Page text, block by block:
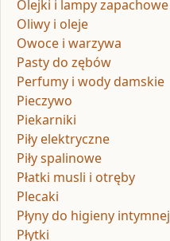
Olejki i lampy zapachowe
Oliwy i oleje
Owoce i warzywa
Pasty do zębów
Perfumy i wody damskie
Pieczywo
Piekarniki
Piły elektryczne
Piły spalinowe
Płatki musli i otręby
Plecaki
Płyny do higieny intymnej
Płytki